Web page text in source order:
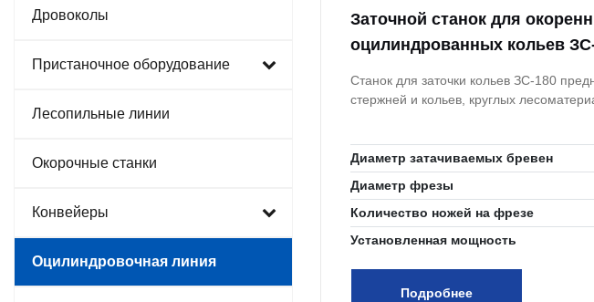
Дровоколы
Пристаночное оборудование
Лесопильные линии
Окорочные станки
Конвейеры
Оцилиндровочная линия
Заточной станок для
оцилиндрованных кольев
Станок для заточки кольев ЗС-180
стержней и кольев, круглых
Диаметр затачиваемых бревен
Диаметр фрезы
Количество ножей на фрезе
Установленная мощность
Подробнее